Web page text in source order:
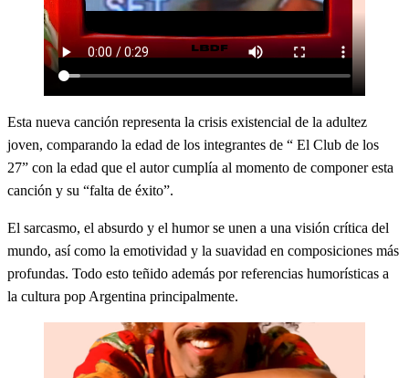
Esta nueva canción representa la crisis existencial de la adultez
joven, comparando la edad de los integrantes de “ El Club de los
27” con la edad que el autor cumplía al momento de componer esta
canción y su “falta de éxito”.
El sarcasmo, el absurdo y el humor se unen a una visión crítica del
mundo, así como la emotividad y la suavidad en composiciones más
profundas. Todo esto teñido además por referencias humorísticas a
la cultura pop Argentina principalmente.